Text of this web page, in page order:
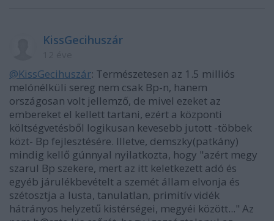
KissGecihuszár
@KissGecihuszár: Természetesen az 1.5 milliós
melónélküli sereg nem csak Bp-n, hanem
országosan volt jellemző, de mivel ezeket az
embereket el kellett tartani, ezért a központi
költségvetésből logikusan kevesebb jutott -többek
közt- Bp fejlesztésére. Illetve, demszky(patkány)
mindig kellő gúnnyal nyilatkozta, hogy "azért megy
szarul Bp szekere, mert az itt keletkezett adó és
egyéb járulékbevételt a szemét állam elvonja és
szétosztja a lusta, tanulatlan, primitív vidék
hátrányos helyzetű kistérségei, megyéi között..." Az